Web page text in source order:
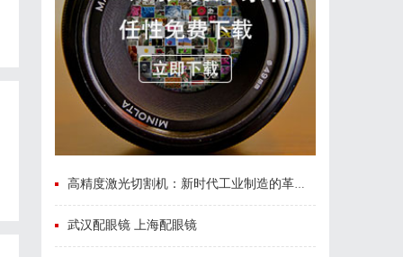
高精度激光切割机：新时代工业制造的革命者
武汉配眼镜 上海配眼镜